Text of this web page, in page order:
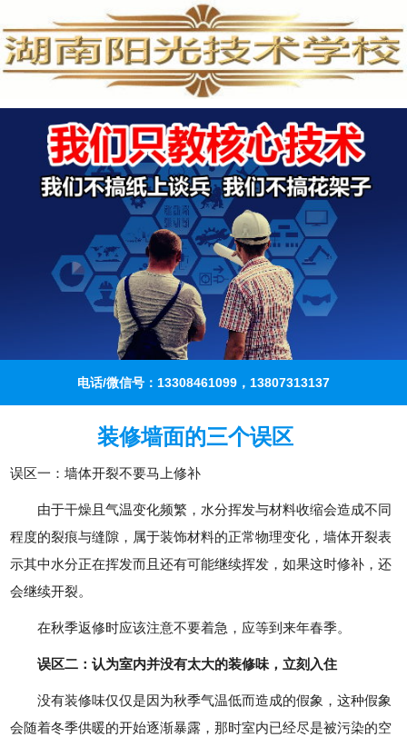
电话/微信号：13308461099，13807313137
装修墙面的三个误区
误区一：墙体开裂不要马上修补
由于干燥且气温变化频繁，水分挥发与材料收缩会造成不同
程度的裂痕与缝隙，属于装饰材料的正常物理变化，墙体开裂表
示其中水分正在挥发而且还有可能继续挥发，如果这时修补，还
会继续开裂。
在秋季返修时应该注意不要着急，应等到来年春季。
误区二：认为室内并没有太大的装修味，立刻入住
没有装修味仅仅是因为秋季气温低而造成的假象，这种假象
会随着冬季供暖的开始逐渐暴露，那时室内已经尽是被污染的空